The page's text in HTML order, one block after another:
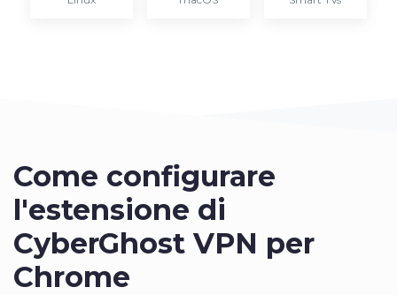
Come configurare
l'estensione di
CyberGhost VPN per
Chrome